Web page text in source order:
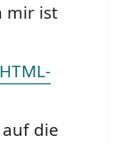
mir ist
HTML-
die